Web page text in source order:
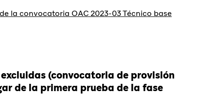
la convocatoria OAC 2023-03 Técnico base
(convocatoria de provisión
de la primera prueba de la fase